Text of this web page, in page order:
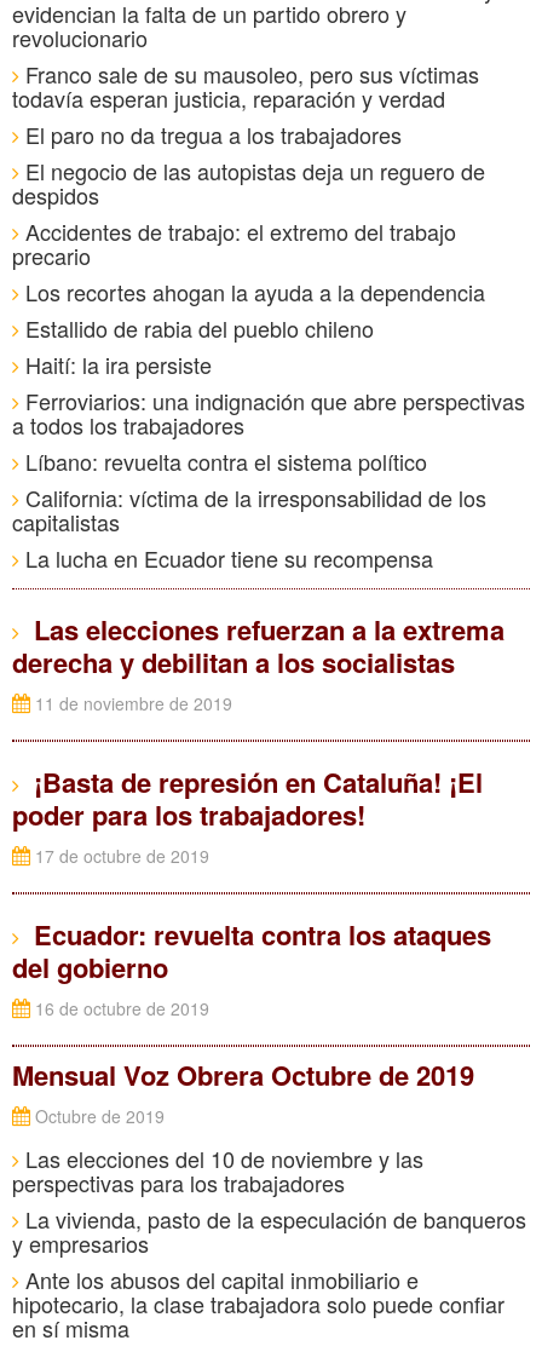
evidencian la falta de un partido obrero y
revolucionario
Franco sale de su mausoleo, pero sus víctimas
todavía esperan justicia, reparación y verdad
El paro no da tregua a los trabajadores
El negocio de las autopistas deja un reguero de
despidos
Accidentes de trabajo: el extremo del trabajo
precario
Los recortes ahogan la ayuda a la dependencia
Estallido de rabia del pueblo chileno
Haití: la ira persiste
Ferroviarios: una indignación que abre perspectivas
a todos los trabajadores
Líbano: revuelta contra el sistema político
California: víctima de la irresponsabilidad de los
capitalistas
La lucha en Ecuador tiene su recompensa
Las elecciones refuerzan a la extrema
derecha y debilitan a los socialistas
11 de noviembre de 2019
¡Basta de represión en Cataluña! ¡El
poder para los trabajadores!
17 de octubre de 2019
Ecuador: revuelta contra los ataques
del gobierno
16 de octubre de 2019
Mensual Voz Obrera Octubre de 2019
Octubre de 2019
Las elecciones del 10 de noviembre y las
perspectivas para los trabajadores
La vivienda, pasto de la especulación de banqueros
y empresarios
Ante los abusos del capital inmobiliario e
hipotecario, la clase trabajadora solo puede confiar
en sí misma